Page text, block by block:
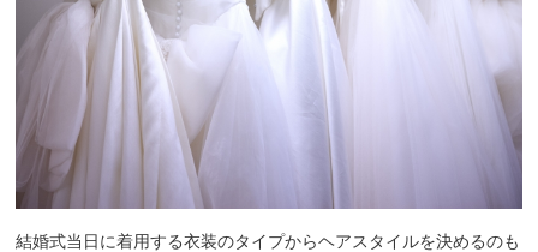
結婚式当日に着用する衣装のタイプからヘアスタイルを決めるのも